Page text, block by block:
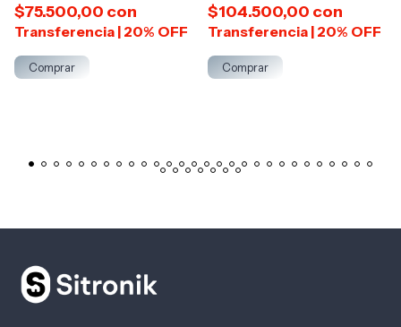
$75.500,00 con $104.500,00 con